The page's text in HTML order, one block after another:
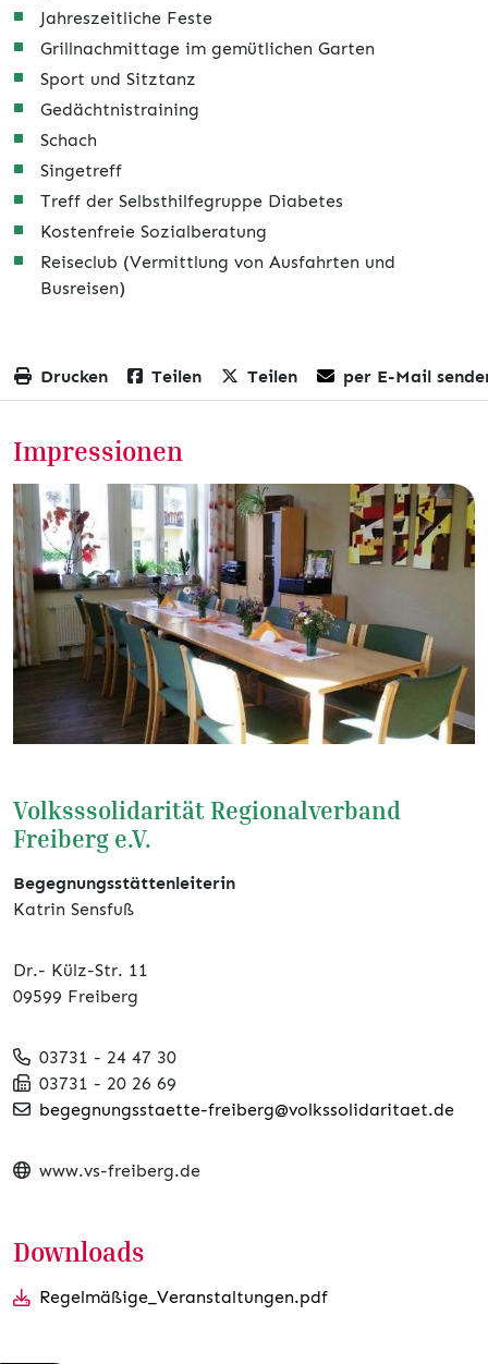
Jahreszeitliche Feste
Grillnachmittage im gemütlichen Garten
Sport und Sitztanz
Gedächtnistraining
Schach
Singetreff
Treff der Selbsthilfegruppe Diabetes
Kostenfreie Sozialberatung
Reiseclub (Vermittlung von Ausfahrten und
Busreisen)
Drucken Teilen Teilen per E-Mail
Impressionen
Volksssolidarität Regionalverband
Freiberg e.V.
Begegnungsstättenleiterin
Katrin Sensfuß
Dr.- Külz-Str. 11
09599 Freiberg
03731 - 24 47 30
03731 - 20 26 69
begegnungsstaette-freiberg@volkssolidaritaet.de
www.vs-freiberg.de
Downloads
Regelmäßige_Veranstaltungen.pdf